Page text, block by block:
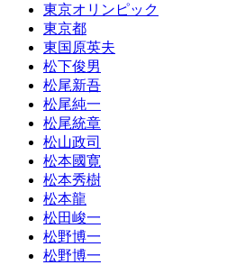
東京オリンピック
東京都
東国原英夫
松下俊男
松尾新吾
松尾純一
松尾統章
松山政司
松本國寛
松本秀樹
松本龍
松田峻一
松野博一
松野博一